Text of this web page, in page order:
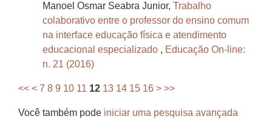
Manoel Osmar Seabra Junior, Trabalho
colaborativo entre o professor do ensino comum
na interface educação física e atendimento
educacional especializado , Educação On-line:
n. 21 (2016)
<< < 7 8 9 10 11 12 13 14 15 16 > >>
Você também pode iniciar uma pesquisa avançada